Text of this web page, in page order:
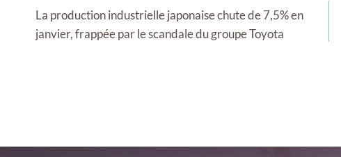
de
l’article
La production industrielle japonaise chute de 7,5% en
janvier, frappée par le scandale du groupe Toyota